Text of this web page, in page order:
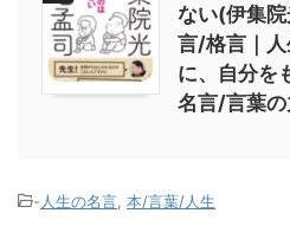
ない(伊集
言/格言｜
に、自分を
名言/言葉の
- 人生の名言 本/言葉/人生